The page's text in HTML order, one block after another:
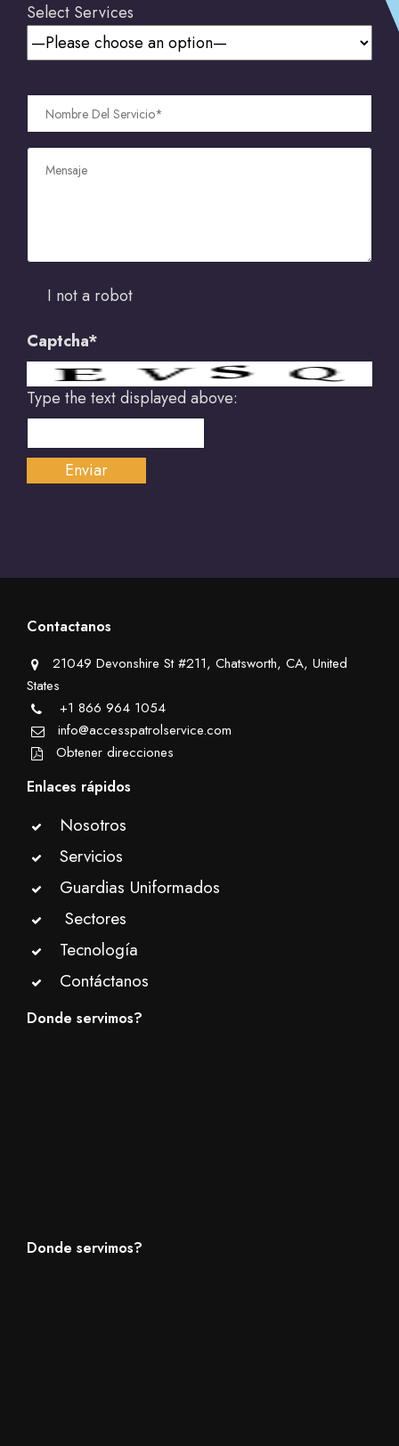
Select Services
I not a robot
Captcha*
Type the text displayed above:
Contactanos
21049 Devonshire St #211, Chatsworth, CA, United
States
+1 866 964 1054
info@accesspatrolservice.com
Obtener direcciones
Enlaces rápidos
Nosotros
Servicios
Guardias Uniformados
Sectores
Tecnología
Contáctanos
Donde servimos?
Donde servimos?